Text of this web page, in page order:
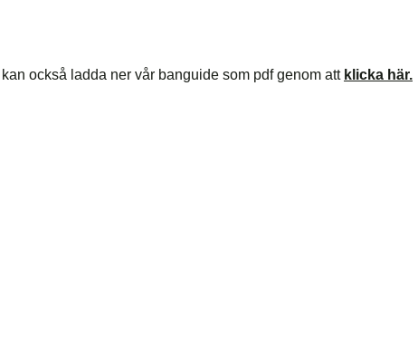
också ladda ner vår banguide som pdf genom att klicka här.